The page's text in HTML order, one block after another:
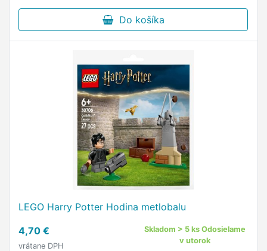
Do košíka
LEGO Harry Potter Hodina metlobalu
4,70 €
vrátane DPH
Skladom > 5 ks Odosielame
v utorok